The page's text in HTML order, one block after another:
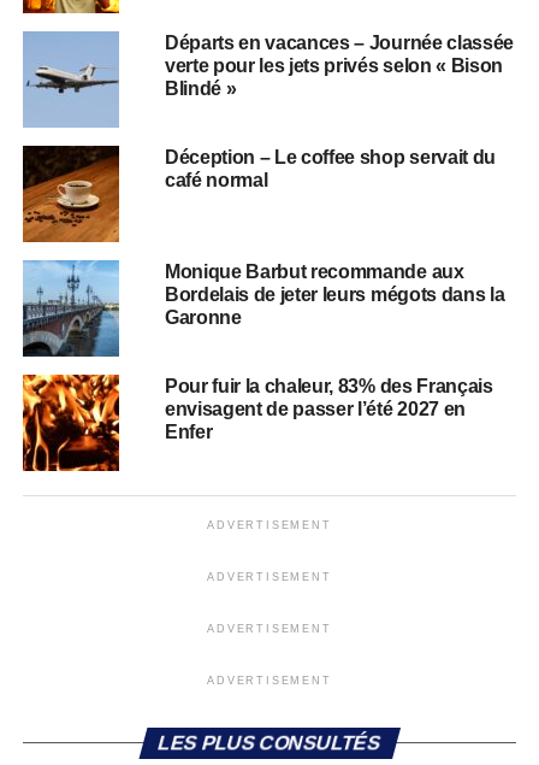
Départs en vacances – Journée classée
verte pour les jets privés selon « Bison
Blindé »
Déception – Le coffee shop servait du
café normal
Monique Barbut recommande aux
Bordelais de jeter leurs mégots dans la
Garonne
Pour fuir la chaleur, 83% des Français
envisagent de passer l’été 2027 en
Enfer
ADVERTISEMENT
ADVERTISEMENT
ADVERTISEMENT
ADVERTISEMENT
LES PLUS CONSULTÉS